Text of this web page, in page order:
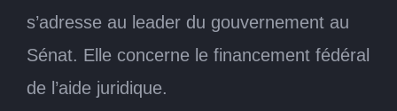
s’adresse au leader du gouvernement au
Sénat. Elle concerne le financement fédéral
de l’aide juridique.